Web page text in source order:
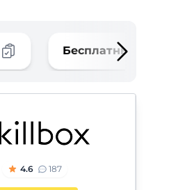
Бесплатные
4.6 187